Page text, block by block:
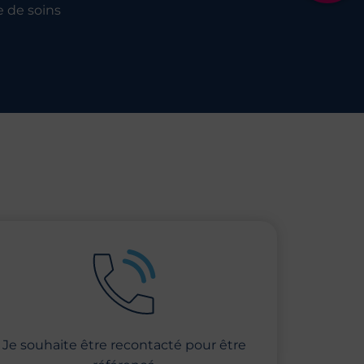
de soins
Je souhaite être recontacté pour être